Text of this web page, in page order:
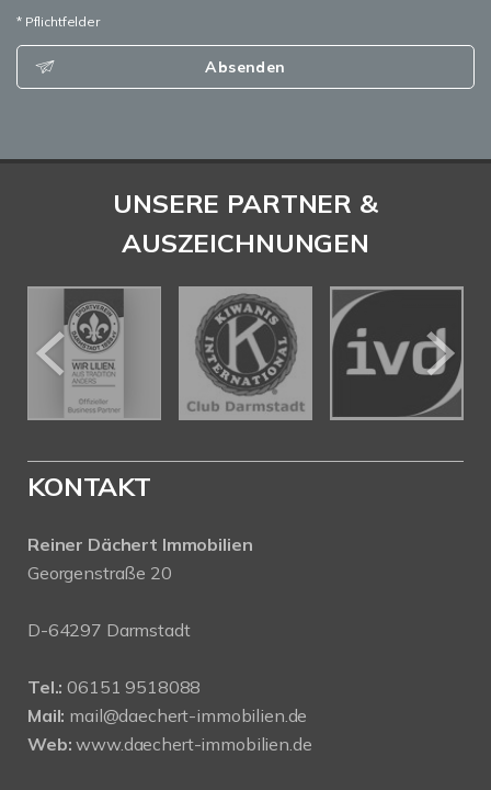
* Pflichtfelder
Absenden
UNSERE PARTNER &
AUSZEICHNUNGEN
KONTAKT
Reiner Dächert Immobilien
Georgenstraße 20
D-64297 Darmstadt
Tel.: 06151 9518088
Mail: mail@daechert-immobilien.de
Web: www.daechert-immobilien.de